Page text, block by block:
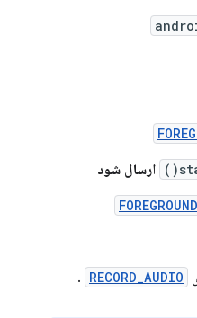
ارسال شود
RECORD_AUDIO
.